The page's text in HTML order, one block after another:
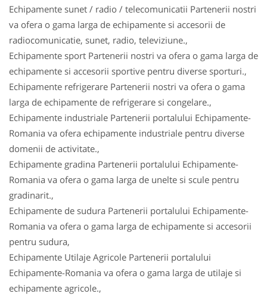
Echipamente sunet / radio / telecomunicatii Partenerii nostri
va ofera o gama larga de echipamente si accesorii de
radiocomunicatie, sunet, radio, televiziune.,
Echipamente sport Partenerii nostri va ofera o gama larga de
echipamente si accesorii sportive pentru diverse sporturi.,
Echipamente refrigerare Partenerii nostri va ofera o gama
larga de echipamente de refrigerare si congelare.,
Echipamente industriale Partenerii portalului Echipamente-
Romania va ofera echipamente industriale pentru diverse
domenii de activitate.,
Echipamente gradina Partenerii portalului Echipamente-
Romania va ofera o gama larga de unelte si scule pentru
gradinarit.,
Echipamente de sudura Partenerii portalului Echipamente-
Romania va ofera o gama larga de echipamente si accesorii
pentru sudura,
Echipamente Utilaje Agricole Partenerii portalului
Echipamente-Romania va ofera o gama larga de utilaje si
echipamente agricole.,